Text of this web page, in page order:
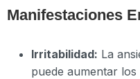
Manifestaciones
Irritabilidad: La
puede aumentar los